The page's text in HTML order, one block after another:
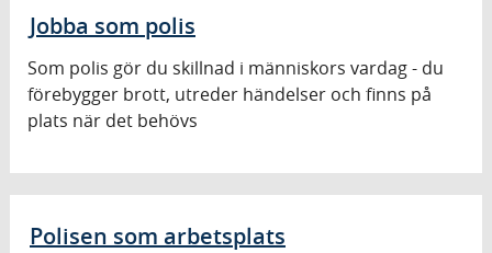
Jobba som polis
Som polis gör du skillnad i människors vardag - du
förebygger brott, utreder händelser och finns på
plats när det behövs
Polisen som arbetsplats